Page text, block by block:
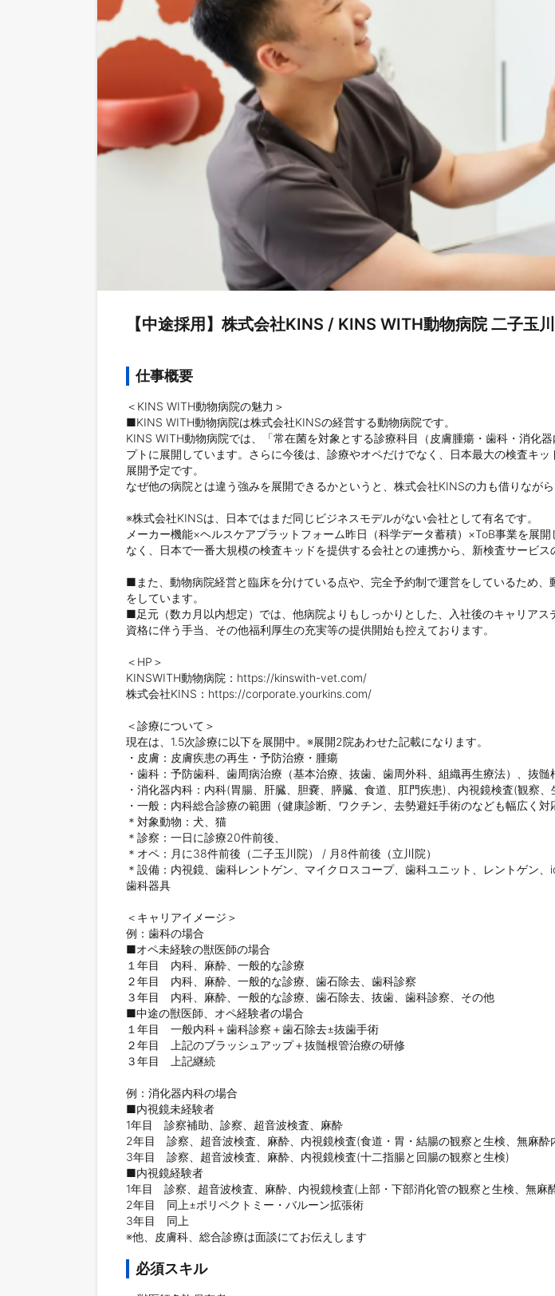
【中途採用】株式会社KINS / KINS WITH動物病院 二子玉
仕事概要
＜KINS WITH動物病院の魅力＞
■KINS WITH動物病院は株式会社KINSの経営する動物病院です。
KINS WITH動物病院では、「常在菌を対象とする診療科目（皮膚腫瘍・歯科・消化
プトに展開しています。さらに今後は、診療やオペだけでなく、日本最大の検査キ
展開予定です。
なぜ他の病院とは違う強みを展開できるかというと、株式会社KINSの力も借りなが
※株式会社KINSは、日本ではまだ同じビジネスモデルがない会社として有名です。
メーカー機能×ヘルスケアプラットフォーム昨日（科学データ蓄積）×ToB事業を展
なく、日本で一番大規模の検査キッドを提供する会社との連携から、新検査サービス
■また、動物病院経営と臨床を分けている点や、完全予約制で運営をしているため
をしています。
■足元（数カ月以内想定）では、他病院よりもしっかりとした、入社後のキャリア
資格に伴う手当、その他福利厚生の充実等の提供開始も控えております。
＜HP＞
KINSWITH動物病院：https://kinswith-vet.com/
株式会社KINS：https://corporate.yourkins.com/
＜診療について＞
現在は、1.5次診療に以下を展開中。※展開2院あわせた記載になります。
・皮膚：皮膚疾患の再生・予防治療・腫瘍
・歯科：予防歯科、歯周病治療（基本治療、抜歯、歯周外科、組織再生療法）、抜髄
・消化器内科：内科(胃腸、肝臓、胆嚢、膵臓、食道、肛門疾患)、内視鏡検査(観察
・一般：内科総合診療の範囲（健康診断、ワクチン、去勢避妊手術のなども幅広く対
＊対象動物：犬、猫
＊診察：一日に診療20件前後、
＊オペ：月に38件前後（二子玉川院） / 月8件前後（立川院）
＊設備：内視鏡、歯科レントゲン、マイクロスコープ、歯科ユニット、レントゲン
歯科器具
＜キャリアイメージ＞
例：歯科の場合
■オペ未経験の獣医師の場合
１年目　内科、麻酔、一般的な診療
２年目　内科、麻酔、一般的な診療、歯石除去、歯科診察
３年目　内科、麻酔、一般的な診療、歯石除去、抜歯、歯科診察、その他
■中途の獣医師、オペ経験者の場合
１年目　一般内科＋歯科診察＋歯石除去±抜歯手術
２年目　上記のブラッシュアップ＋抜髄根管治療の研修
３年目　上記継続
例：消化器内科の場合
■内視鏡未経験者
1年目　診察補助、診察、超音波検査、麻酔
2年目　診察、超音波検査、麻酔、内視鏡検査(食道・胃・結腸の観察と生検、無麻酔
3年目　診察、超音波検査、麻酔、内視鏡検査(十二指腸と回腸の観察と生検)
■内視鏡経験者
1年目　診察、超音波検査、麻酔、内視鏡検査(上部・下部消化管の観察と生検、無麻
2年目　同上±ポリペクトミー・バルーン拡張術
3年目　同上
※他、皮膚科、総合診療は面談にてお伝えします
必須スキル